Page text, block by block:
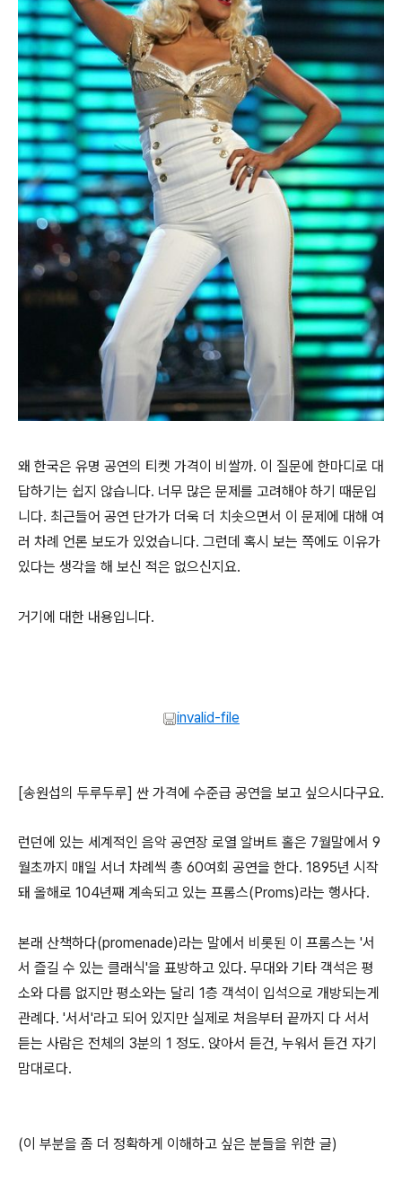
왜 한국은 유명 공연의 티켓 가격이 비쌀까. 이 질문에 한마디로 대
답하기는 쉽지 않습니다. 너무 많은 문제를 고려해야 하기 때문입
니다. 최근들어 공연 단가가 더욱 더 치솟으면서 이 문제에 대해 여
러 차례 언론 보도가 있었습니다. 그런데 혹시 보는 쪽에도 이유가
있다는 생각을 해 보신 적은 없으신지요.
거기에 대한 내용입니다.
invalid-file
[송원섭의 두루두루] 싼 가격에 수준급 공연을 보고 싶으시다구요.
런던에 있는 세계적인 음악 공연장 로열 알버트 홀은 7월말에서 9
월초까지 매일 서너 차례씩 총 60여회 공연을 한다. 1895년 시작
돼 올해로 104년째 계속되고 있는 프롬스(Proms)라는 행사다.
본래 산책하다(promenade)라는 말에서 비롯된 이 프롬스는 '서
서 즐길 수 있는 클래식'을 표방하고 있다. 무대와 기타 객석은 평
소와 다름 없지만 평소와는 달리 1층 객석이 입석으로 개방되는게
관례다. '서서'라고 되어 있지만 실제로 처음부터 끝까지 다 서서
듣는 사람은 전체의 3분의 1 정도. 앉아서 듣건, 누워서 듣건 자기
맘대로다.
(이 부분을 좀 더 정확하게 이해하고 싶은 분들을 위한 글)